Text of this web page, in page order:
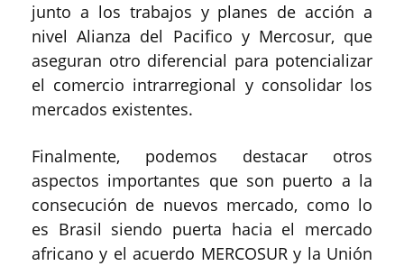
junto a los trabajos y planes de acción a
nivel Alianza del Pacifico y Mercosur, que
aseguran otro diferencial para potencializar
el comercio intrarregional y consolidar los
mercados existentes.
Finalmente, podemos destacar otros
aspectos importantes que son puerto a la
consecución de nuevos mercado, como lo
es Brasil siendo puerta hacia el mercado
africano y el acuerdo MERCOSUR y la Unión